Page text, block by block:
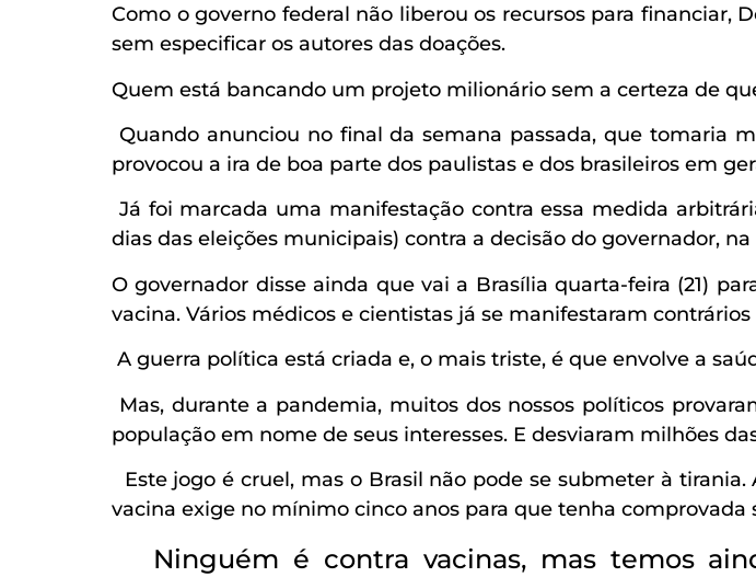
Como o governo federal não liberou os recursos para financiar,
sem especificar os autores das doações.
Quem está bancando um projeto milionário sem a certeza de
Quando anunciou no final da semana passada, que tomaria
provocou a ira de boa parte dos paulistas e dos brasileiros em
Já foi marcada uma manifestação contra essa medida
dias das eleições municipais) contra a decisão do governador,
O governador disse ainda que vai a Brasília quarta-feira (21)
vacina. Vários médicos e cientistas já se manifestaram
A guerra política está criada e, o mais triste, é que envolve a
Mas, durante a pandemia, muitos dos nossos políticos
população em nome de seus interesses. E desviaram milhões
Este jogo é cruel, mas o Brasil não pode se submeter à
vacina exige no mínimo cinco anos para que tenha comprovada
Ninguém é contra vacinas, mas temos